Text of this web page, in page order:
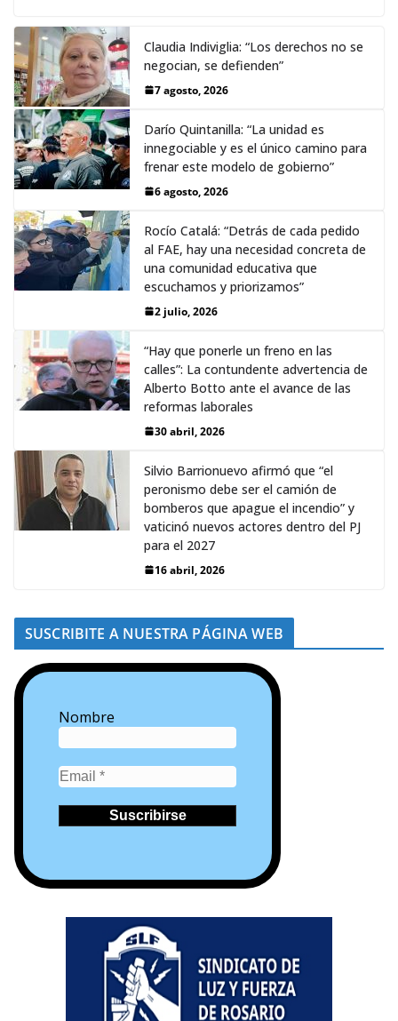
Claudia Indiviglia: “Los derechos no se
negocian, se defienden”
7 agosto, 2026
Darío Quintanilla: “La unidad es
innegociable y es el único camino para
frenar este modelo de gobierno”
6 agosto, 2026
Rocío Catalá: “Detrás de cada pedido
al FAE, hay una necesidad concreta de
una comunidad educativa que
escuchamos y priorizamos”
2 julio, 2026
“Hay que ponerle un freno en las
calles”: La contundente advertencia de
Alberto Botto ante el avance de las
reformas laborales
30 abril, 2026
Silvio Barrionuevo afirmó que “el
peronismo debe ser el camión de
bomberos que apague el incendio” y
vaticinó nuevos actores dentro del PJ
para el 2027
16 abril, 2026
SUSCRIBITE A NUESTRA PÁGINA WEB
Nombre